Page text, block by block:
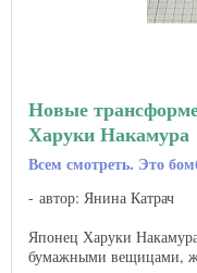
Новые
Харуки Накамура
Всем смотреть. Это
автор: Янина Катрач
Японец Харуки
бумажными вещицами,